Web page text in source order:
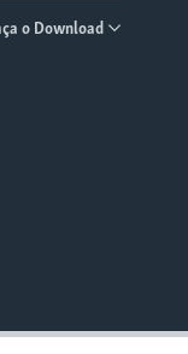
o Download